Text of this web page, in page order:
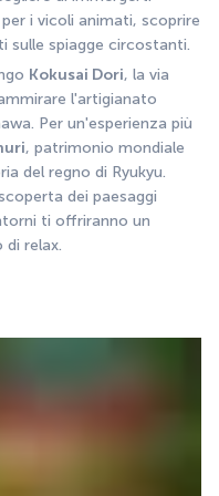
i vicoli animati, scoprire
sulle spiagge circostanti.
Kokusai Dori, la via
l'artigianato
Per un'esperienza più
, patrimonio mondiale
del regno di Ryukyu.
dei paesaggi
ti offriranno un
relax.